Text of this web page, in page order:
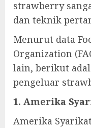
strawberry
dan teknik
Menurut data
Organization
lain, berikut
pengeluar
1. Amerika
Amerika